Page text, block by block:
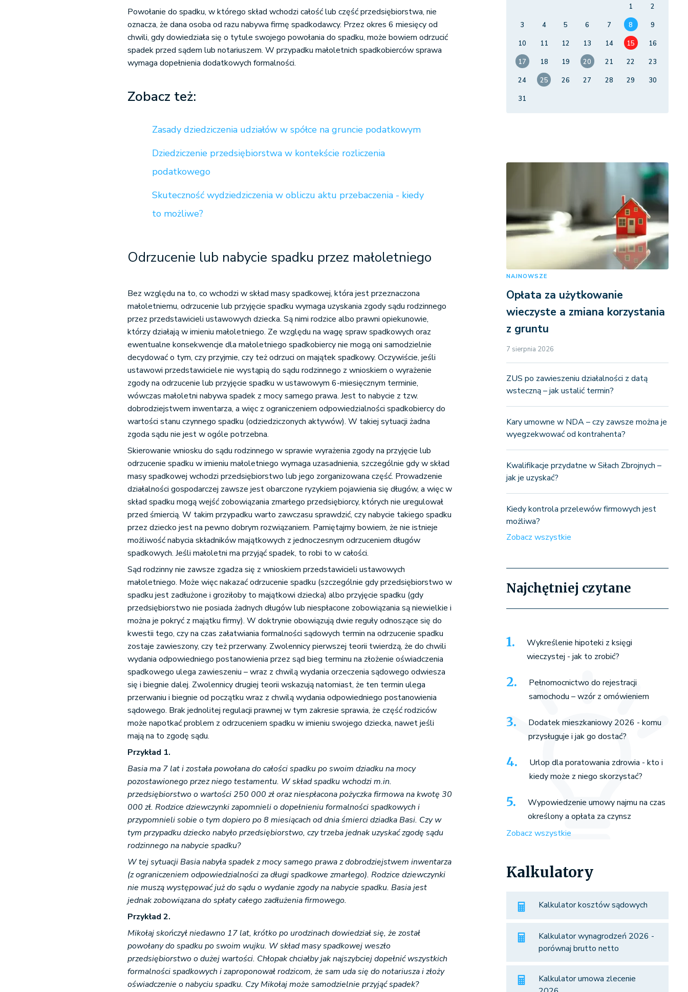
Powołanie do spadku, w którego skład wchodzi całość lub część przedsiębiorstwa, nie
oznacza, że dana osoba od razu nabywa firmę spadkodawcy. Przez okres 6 miesięcy od
chwili, gdy dowiedziała się o tytule swojego powołania do spadku, może bowiem odrzucić
spadek przed sądem lub notariuszem. W przypadku małoletnich spadkobierców sprawa
wymaga dopełnienia dodatkowych formalności.
Zobacz też:
Zasady dziedziczenia udziałów w spółce na gruncie podatkowym
Dziedziczenie przedsiębiorstwa w kontekście rozliczenia
podatkowego
Skuteczność wydziedziczenia w obliczu aktu przebaczenia - kiedy
to możliwe?
Odrzucenie lub nabycie spadku przez małoletniego
Bez względu na to, co wchodzi w skład masy spadkowej, która jest przeznaczona
małoletniemu, odrzucenie lub przyjęcie spadku wymaga uzyskania zgody sądu rodzinnego
przez przedstawicieli ustawowych dziecka. Są nimi rodzice albo prawni opiekunowie,
którzy działają w imieniu małoletniego. Ze względu na wagę spraw spadkowych oraz
ewentualne konsekwencje dla małoletniego spadkobiercy nie mogą oni samodzielnie
decydować o tym, czy przyjmie, czy też odrzuci on majątek spadkowy. Oczywiście, jeśli
ustawowi przedstawiciele nie wystąpią do sądu rodzinnego z wnioskiem o wyrażenie
zgody na odrzucenie lub przyjęcie spadku w ustawowym 6-miesięcznym terminie,
wówczas małoletni nabywa spadek z mocy samego prawa. Jest to nabycie z tzw.
dobrodziejstwem inwentarza, a więc z ograniczeniem odpowiedzialności spadkobiercy do
wartości stanu czynnego spadku (odziedziczonych aktywów). W takiej sytuacji żadna
zgoda sądu nie jest w ogóle potrzebna.
Skierowanie wniosku do sądu rodzinnego w sprawie wyrażenia zgody na przyjęcie lub
odrzucenie spadku w imieniu małoletniego wymaga uzasadnienia, szczególnie gdy w skład
masy spadkowej wchodzi przedsiębiorstwo lub jego zorganizowana część. Prowadzenie
działalności gospodarczej zawsze jest obarczone ryzykiem pojawienia się długów, a więc w
skład spadku mogą wejść zobowiązania zmarłego przedsiębiorcy, których nie uregulował
przed śmiercią. W takim przypadku warto zawczasu sprawdzić, czy nabycie takiego spadku
przez dziecko jest na pewno dobrym rozwiązaniem. Pamiętajmy bowiem, że nie istnieje
możliwość nabycia składników majątkowych z jednoczesnym odrzuceniem długów
spadkowych. Jeśli małoletni ma przyjąć spadek, to robi to w całości.
Sąd rodzinny nie zawsze zgadza się z wnioskiem przedstawicieli ustawowych
małoletniego. Może więc nakazać odrzucenie spadku (szczególnie gdy przedsiębiorstwo w
spadku jest zadłużone i groziłoby to majątkowi dziecka) albo przyjęcie spadku (gdy
przedsiębiorstwo nie posiada żadnych długów lub niespłacone zobowiązania są niewielkie i
można je pokryć z majątku firmy). W doktrynie obowiązują dwie reguły odnoszące się do
kwestii tego, czy na czas załatwiania formalności sądowych termin na odrzucenie spadku
zostaje zawieszony, czy też przerwany. Zwolennicy pierwszej teorii twierdzą, że do chwili
wydania odpowiedniego postanowienia przez sąd bieg terminu na złożenie oświadczenia
spadkowego ulega zawieszeniu – wraz z chwilą wydania orzeczenia sądowego odwiesza
się i biegnie dalej. Zwolennicy drugiej teorii wskazują natomiast, że ten termin ulega
przerwaniu i biegnie od początku wraz z chwilą wydania odpowiedniego postanowienia
sądowego. Brak jednolitej regulacji prawnej w tym zakresie sprawia, że część rodziców
może napotkać problem z odrzuceniem spadku w imieniu swojego dziecka, nawet jeśli
mają na to zgodę sądu.
Przykład 1.
Basia ma 7 lat i została powołana do całości spadku po swoim dziadku na mocy
pozostawionego przez niego testamentu. W skład spadku wchodzi m.in.
przedsiębiorstwo o wartości 250 000 zł oraz niespłacona pożyczka firmowa na kwotę 30
000 zł. Rodzice dziewczynki zapomnieli o dopełnieniu formalności spadkowych i
przypomnieli sobie o tym dopiero po 8 miesiącach od dnia śmierci dziadka Basi. Czy w
tym przypadku dziecko nabyło przedsiębiorstwo, czy trzeba jednak uzyskać zgodę sądu
rodzinnego na nabycie spadku?
W tej sytuacji Basia nabyła spadek z mocy samego prawa z dobrodziejstwem inwentarza
(z ograniczeniem odpowiedzialności za długi spadkowe zmarłego). Rodzice dziewczynki
nie muszą występować już do sądu o wydanie zgody na nabycie spadku. Basia jest
jednak zobowiązana do spłaty całego zadłużenia firmowego.
Przykład 2.
Mikołaj skończył niedawno 17 lat, krótko po urodzinach dowiedział się, że został
powołany do spadku po swoim wujku. W skład masy spadkowej weszło
przedsiębiorstwo o dużej wartości. Chłopak chciałby jak najszybciej dopełnić wszystkich
formalności spadkowych i zaproponował rodzicom, że sam uda się do notariusza i złoży
oświadczenie o nabyciu spadku. Czy Mikołaj może samodzielnie przyjąć spadek?
1
2
3
4 5 6 7 8
9
10
11 12 13 14 15
16
17
18 19 20 21 22
23
24
25 26 27 28 29
30
31
NAJNOWSZE
Opłata za użytkowanie
wieczyste a zmiana korzystania
z gruntu
7 sierpnia 2026
ZUS po zawieszeniu działalności z datą
wsteczną – jak ustalić termin?
Kary umowne w NDA – czy zawsze można je
wyegzekwować od kontrahenta?
Kwalifikacje przydatne w Siłach Zbrojnych –
jak je uzyskać?
Kiedy kontrola przelewów firmowych jest
możliwa?
Zobacz wszystkie
Najchętniej czytane
Wykreślenie hipoteki z księgi
wieczystej - jak to zrobić?
Pełnomocnictwo do rejestracji
samochodu – wzór z omówieniem
Dodatek mieszkaniowy 2026 - komu
przysługuje i jak go dostać?
Urlop dla poratowania zdrowia - kto i
kiedy może z niego skorzystać?
Wypowiedzenie umowy najmu na czas
określony a opłata za czynsz
Zobacz wszystkie
Kalkulatory
Kalkulator kosztów sądowych
Kalkulator wynagrodzeń 2026 -
porównaj brutto netto
Kalkulator umowa zlecenie